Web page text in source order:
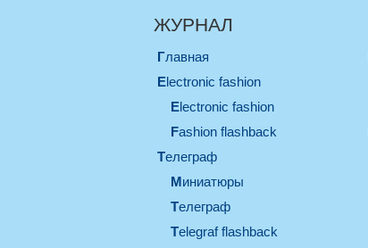
ЖУРНАЛ
Главная
electronic fashion
electronic fashion
Fashion flashback
телеграф
миниатюры
телеграф
Telegraf flashback